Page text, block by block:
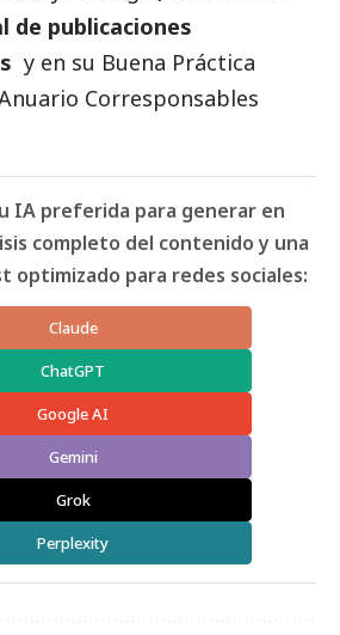
de publicaciones
y en su Buena Práctica
Corresponsables
IA preferida para generar en
completo del contenido y una
optimizado para redes sociales:
Claude
ChatGPT
Google AI
Gemini
Grok
Perplexity